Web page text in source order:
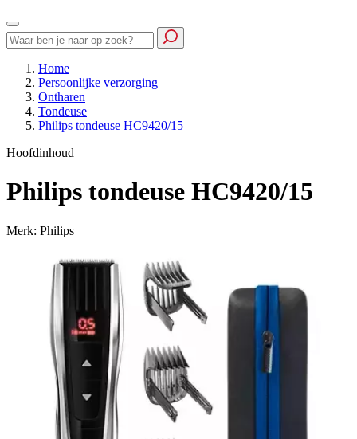
Home
Persoonlijke verzorging
Ontharen
Tondeuse
Philips tondeuse HC9420/15
Hoofdinhoud
Philips tondeuse HC9420/15
Merk: Philips